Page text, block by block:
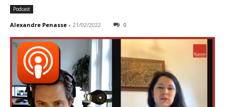
Podcast
Alexandre Penasse - 21/02/2022 0